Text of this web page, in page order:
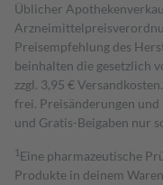
Üblicher
Preisempfehlung des
beinhalten die gesetzlich
zzgl. 3,95 €
frei. Preisänderungen
und Gratis-Beigaben nur
1 Eine pharmazeutische
Produkte in deinem